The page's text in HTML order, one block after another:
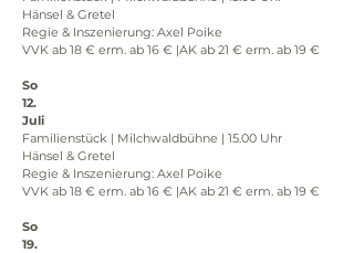
Hänsel & Gretel
Regie & Inszenierung: Axel Poike
VVK ab 18 € erm. ab 16 € |AK ab 21 € erm. ab 19 €
So
12.
Juli
Familienstück | Milchwaldbühne | 15.00 Uhr
Hänsel & Gretel
Regie & Inszenierung: Axel Poike
VVK ab 18 € erm. ab 16 € |AK ab 21 € erm. ab 19 €
So
19.